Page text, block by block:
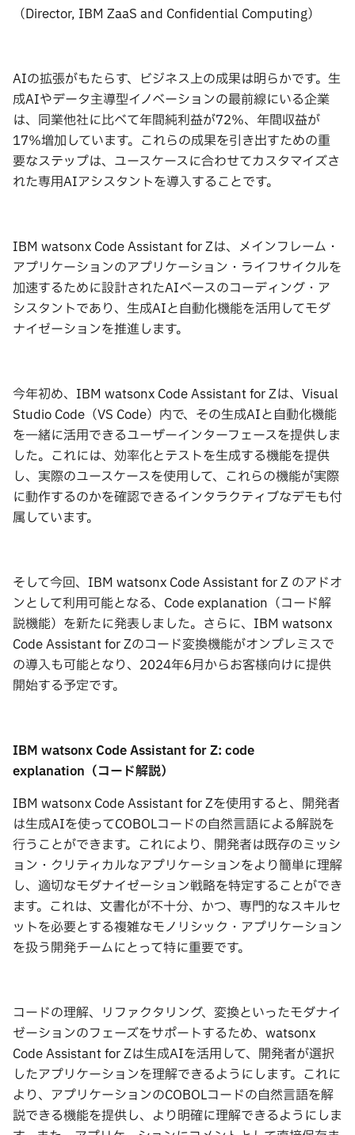
（Director, IBM ZaaS and Confidential Computing）
AIの拡張がもたらす、ビジネス上の成果は明らかです。生
成AIやデータ主導型イノベーションの最前線にいる企業
は、同業他社に比べて年間純利益が72％、年間収益が
17％増加しています。これらの成果を引き出すための重
要なステップは、ユースケースに合わせてカスタマイズさ
れた専用AIアシスタントを導入することです。
IBM watsonx Code Assistant for Zは、メインフレーム・
アプリケーションのアプリケーション・ライフサイクルを
加速するために設計されたAIベースのコーディング・ア
シスタントであり、生成AIと自動化機能を活用してモダ
ナイゼーションを推進します。
今年初め、IBM watsonx Code Assistant for Zは、Visual
Studio Code（VS Code）内で、その生成AIと自動化機能
を一緒に活用できるユーザーインターフェースを提供しま
した。これには、効率化とテストを生成する機能を提供
し、実際のユースケースを使用して、これらの機能が実際
に動作するのかを確認できるインタラクティブなデモも付
属しています。
そして今回、IBM watsonx Code Assistant for Z のアドオ
ンとして利用可能となる、Code explanation（コード解
説機能）を新たに発表しました。さらに、IBM watsonx
Code Assistant for Zのコード変換機能がオンプレミスで
の導入も可能となり、2024年6月からお客様向けに提供
開始する予定です。
IBM watsonx Code Assistant for Z: code
explanation （コード解説）
IBM watsonx Code Assistant for Zを使用すると、開発者
は生成AIを使ってCOBOLコードの自然言語による解説を
行うことができます。これにより、開発者は既存のミッシ
ョン・クリティカルなアプリケーションをより簡単に理解
し、適切なモダナイゼーション戦略を特定することができ
ます。これは、文書化が不十分、かつ、専門的なスキルセ
ットを必要とする複雑なモノリシック・アプリケーション
を扱う開発チームにとって特に重要です。
コードの理解、リファクタリング、変換といったモダナイ
ゼーションのフェーズをサポートするため、watsonx
Code Assistant for Zは生成AIを活用して、開発者が選択
したアプリケーションを理解できるようにします。これに
より、アプリケーションのCOBOLコードの自然言語を解
説できる機能を提供し、より明確に理解できるようにしま